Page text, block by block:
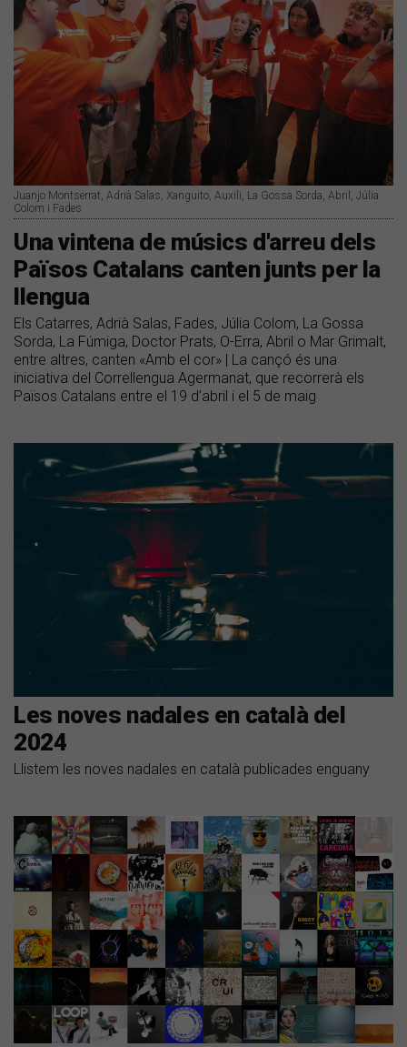
Juanjo Montserrat, Adrià Salas, Xanguito, Auxili, La Gossa Sorda, Abril, Júlia
Colom i Fades
​Una vintena de músics d'arreu dels
Països Catalans canten junts per la
llengua
Els Catarres, Adrià Salas, Fades, Júlia Colom, La Gossa
Sorda, La Fúmiga, Doctor Prats, O-Erra, Abril o Mar Grimalt,
entre altres, canten «Amb el cor» | La cançó és una
iniciativa del Correllengua Agermanat, que recorrerà els
Països Catalans entre el 19 d’abril i el 5 de maig
Les noves nadales en català del
2024
Llistem les noves nadales en català publicades enguany